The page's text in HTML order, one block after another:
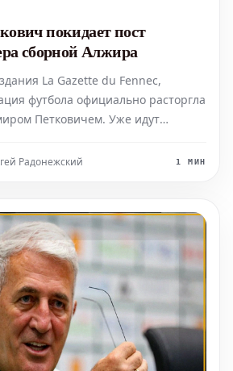
покидает пост
сборной Алжира
La Gazette du Fennec,
футбола официально расторгла
Петковичем. Уже идут
недель после вылета команды
Радонежский 1 МИН